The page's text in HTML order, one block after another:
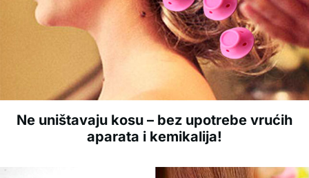
Ne uništavaju kosu – bez upotrebe vrućih
aparata i kemikalija!